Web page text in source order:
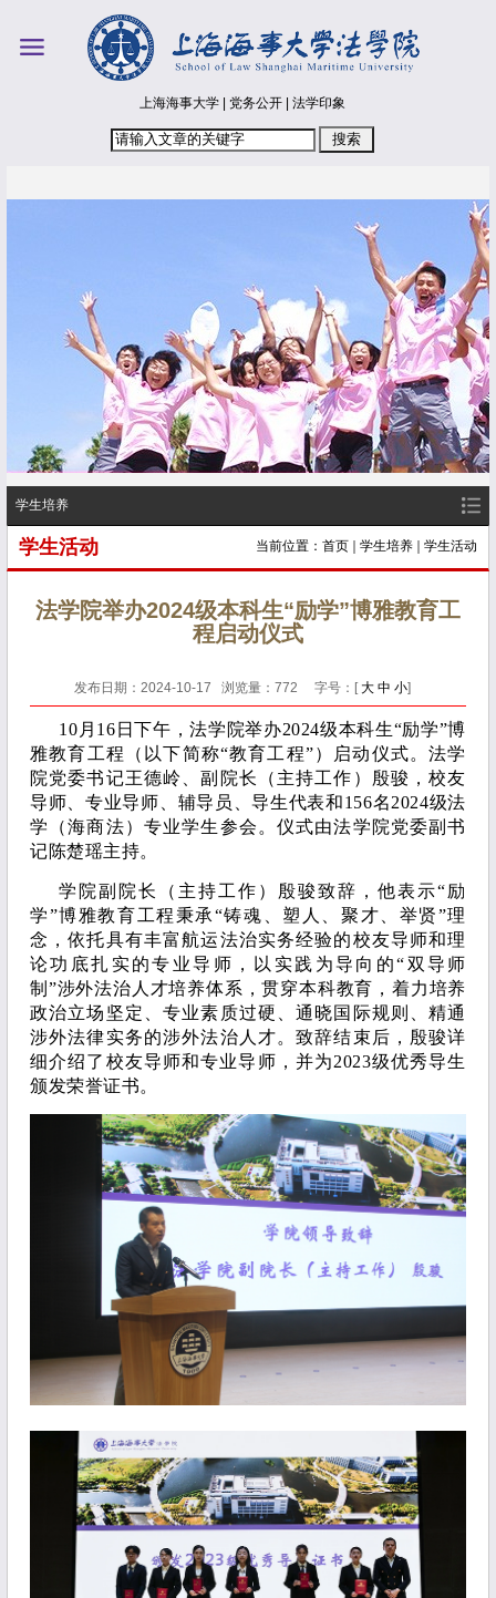
上海海事大学 党务公开 法学印象
学生培养
当前位置： 首页 学生培养 学生活动
学生活动
法学院举办2024级本科生“励学”博雅教育工
程启动仪式
发布日期：2024-10-17 浏览量： 772 字号：[大 中 小]
10月16日下午，法学院举办2024级本科生“励学”博
雅教育工程（以下简称“教育工程”）启动仪式。法学
院党委书记王德岭、副院长（主持工作）殷骏，校友
导师、专业导师、辅导员、导生代表和156名2024级法
学（海商法）专业学生参会。仪式由法学院党委副书
记陈楚瑶主持。
学院副院长（主持工作）殷骏致辞，他表示“励
学”博雅教育工程秉承“铸魂、塑人、聚才、举贤”理
念，依托具有丰富航运法治实务经验的校友导师和理
论功底扎实的专业导师，以实践为导向的“双导师
制”涉外法治人才培养体系，贯穿本科教育，着力培养
政治立场坚定、专业素质过硬、通晓国际规则、精通
涉外法律实务的涉外法治人才。致辞结束后，殷骏详
细介绍了校友导师和专业导师，并为2023级优秀导生
颁发荣誉证书。